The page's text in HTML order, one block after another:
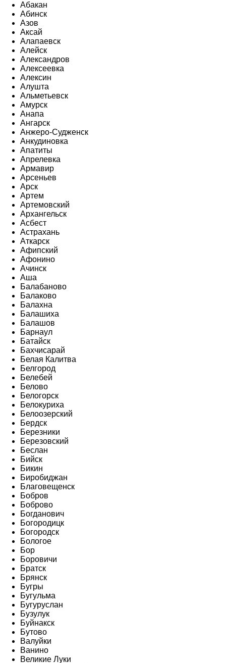
Абакан
Абинск
Азов
Аксай
Алапаевск
Алейск
Александров
Алексеевка
Алексин
Алушта
Альметьевск
Амурск
Анапа
Ангарск
Анжеро-Судженск
Анкудиновка
Апатиты
Апрелевка
Армавир
Арсеньев
Арск
Артем
Артемовский
Архангельск
Асбест
Астрахань
Аткарск
Афипский
Афонино
Ачинск
Аша
Балабаново
Балаково
Балахна
Балашиха
Балашов
Барнаул
Батайск
Бахчисарай
Белая Калитва
Белгород
Белебей
Белово
Белогорск
Белокуриха
Белоозерский
Бердск
Березники
Березовский
Беслан
Бийск
Бикин
Биробиджан
Благовещенск
Бобров
Боброво
Богданович
Богородицк
Богородск
Бологое
Бор
Боровичи
Братск
Брянск
Бугры
Бугульма
Бугуруслан
Бузулук
Буйнакск
Бутово
Валуйки
Ванино
Великие Луки